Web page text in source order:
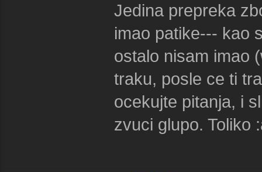
Jedina prepreka
imao patike--- kao
ostalo nisam imao
traku, posle ce ti
ocekujte pitanja, i
zvuci glupo. Toliko